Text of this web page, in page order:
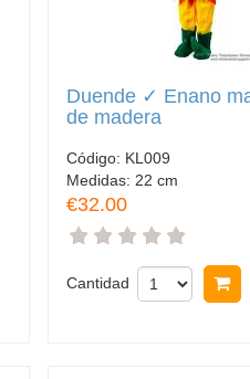
Duende ✓ Enano
de madera
Código: KL009
Medidas: 22 cm
€32.00
Cantidad